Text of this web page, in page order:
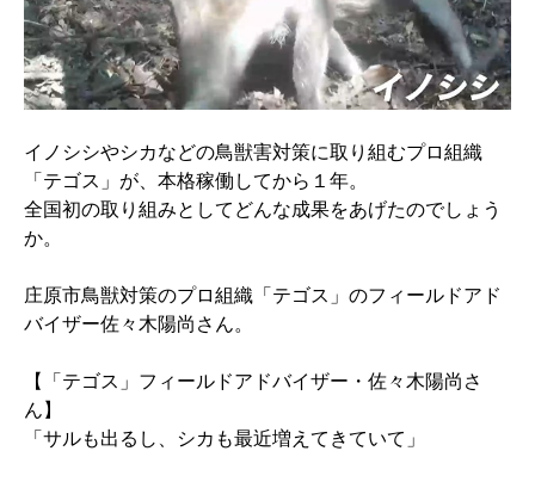
イノシシやシカなどの鳥獣害対策に取り組むプロ組織
「テゴス」が、本格稼働してから１年。
全国初の取り組みとしてどんな成果をあげたのでしょう
か。
庄原市鳥獣対策のプロ組織「テゴス」のフィールドアド
バイザー佐々木陽尚さん。
【「テゴス」フィールドアドバイザー・佐々木陽尚さ
ん】
「サルも出るし、シカも最近増えてきていて」